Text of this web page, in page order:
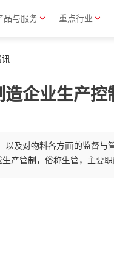
品与服务 重点行业
讯
企业生产控
以及对物料各方面的监督
产管制，俗称生管，主要职